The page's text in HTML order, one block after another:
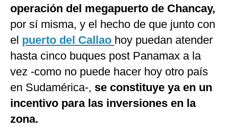
operación del megapuerto de Chancay,
por sí misma, y el hecho de que junto con
el puerto del Callao hoy puedan atender
hasta cinco buques post Panamax a la
vez -como no puede hacer hoy otro país
en Sudamérica-, se constituye ya en un
incentivo para las inversiones en la
zona.